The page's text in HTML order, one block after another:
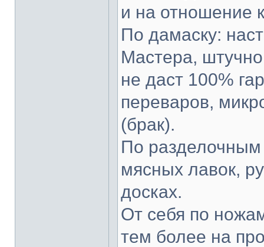
и на отношение
По дамаску:
Мастера,
не даст 100%
переваров,
(брак).
По разделочным
мясных лавок,
досках.
От себя по
тем более на